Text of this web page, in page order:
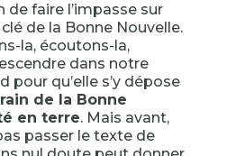
de faire l’impasse sur
de la Bonne Nouvelle.
la, écoutons-la,
dans notre
qu’elle s’y dépose
de la Bonne
en terre. Mais avant,
passer le texte de